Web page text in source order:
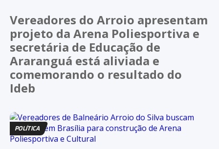
Vereadores do Arroio apresentam
projeto da Arena Poliesportiva e
secretária de Educação de
Araranguá está aliviada e
comemorando o resultado do
Ideb
POLÍTICA